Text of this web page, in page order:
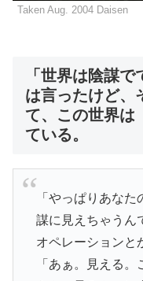
Taken Aug. 2004 Daisen
「世界は陰謀
は言ったけど、
て、この世界は
ている。
「やっぱりあな
謀に見えちゃうん
オペレーションと
「あぁ。見える